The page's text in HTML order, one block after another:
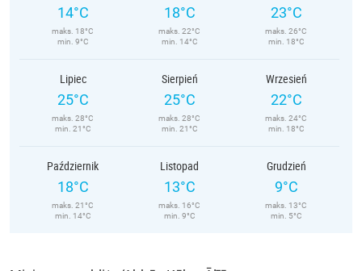
14°C
maks. 18°C
min. 9°C
18°C
maks. 22°C
min. 14°C
23°C
maks. 26°C
min. 18°C
Lipiec
25°C
maks. 28°C
min. 21°C
Sierpień
25°C
maks. 28°C
min. 21°C
Wrzesień
22°C
maks. 24°C
min. 18°C
Październik
18°C
maks. 21°C
min. 14°C
Listopad
13°C
maks. 16°C
min. 9°C
Grudzień
9°C
maks. 13°C
min. 5°C